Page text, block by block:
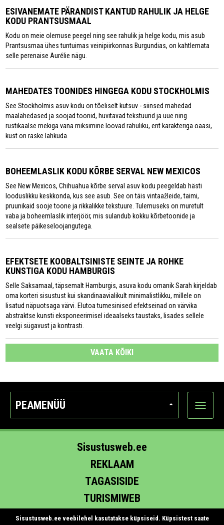
ESIVANEMATE PÄRANDIST KANTUD RAHULIK JA HELGE
KODU PRANTSUSMAAL
Kodu on meie olemuse peegel ning see rahulik ja helge kodu, mis asub
Prantsusmaa ühes tuntuimas veinipiirkonnas Burgundias, on kahtlemata
selle perenaise Aurélie nägu.
MAHEDATES TOONIDES HINGEGA KODU STOCKHOLMIS
See Stockholmis asuv kodu on tõeliselt kutsuv - siinsed mahedad
maalähedased ja soojad toonid, huvitavad tekstuurid ja uue ning
rustikaalse mekiga vana miksimine loovad rahuliku, ent karakteriga oaasi,
kust on raske lahkuda.
BOHEEMLASLIK KODU KÕRBE SERVAL NEW MEXICOS
See New Mexicos, Chihuahua kõrbe serval asuv kodu peegeldab hästi
looduslikku keskkonda, kus see asub. See on täis vintaažleide, taimi,
pruunikaid sooje toone ja rikkalikke tekstuure. Tulemuseks on muretult
vaba ja boheemlaslik interjöör, mis sulandub kokku kõrbetoonide ja
sealsete päikeseloojangutega.
EFEKTSETE KOOBALTSINISTE SEINTE JA ROHKE
KUNSTIGA KODU HAMBURGIS
Selle Saksamaal, täpsemalt Hamburgis, asuva kodu omanik Sarah kirjeldab
oma korteri sisustust kui skandinaavialikult minimalistlikku, millele on
lisatud näpuotsaga värvi. Elutoa tumesinised efektseinad on värvika
abstraktse kunsti eksponeerimisel ideaalseks taustaks, lisades sellele
veelgi sügavust ja kontrasti.
VAATA KÕIKI
PEAMENÜÜ
Ava
Sisustusweb.ee
REKLAAM
TAGASISIDE
TURISMIWEB
EHITUS.EE
Sisustusweb.ee veebilehel kasutatakse küpsiseid. Küpsistest saate